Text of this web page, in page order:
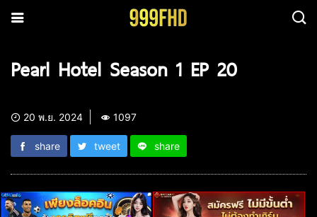
Pearl Hotel Season 1 EP 20
20 พ.ย. 2024 1097
share tweet share